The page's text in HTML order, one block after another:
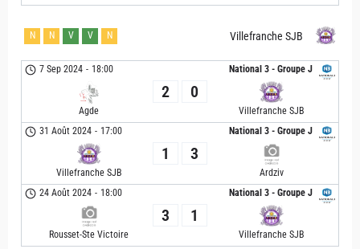
Villefranche SJB
N N V V N
National 3 - Groupe J
7 Sep 2024 - 18:00
Agde
2 0
Villefranche SJB
National 3 - Groupe J
31 Août 2024 - 17:00
Villefranche SJB
1 3
Ardziv
National 3 - Groupe J
24 Août 2024 - 18:00
Rousset-Ste Victoire
3 1
Villefranche SJB